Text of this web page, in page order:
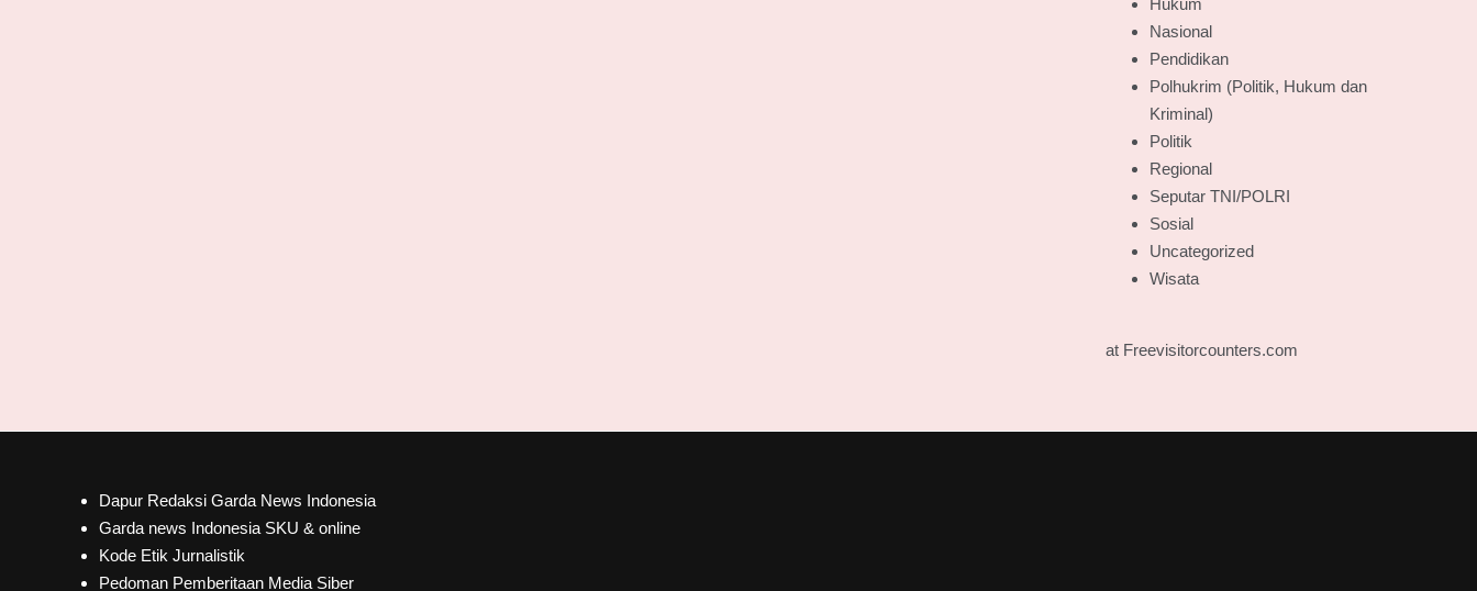
Hukum
Nasional
Pendidikan
Polhukrim (Politik, Hukum dan
Kriminal)
Politik
Regional
Seputar TNI/POLRI
Sosial
Uncategorized
Wisata
at Freevisitorcounters.com
Dapur Redaksi Garda News Indonesia
Garda news Indonesia SKU & online
Kode Etik Jurnalistik
Pedoman Pemberitaan Media Siber